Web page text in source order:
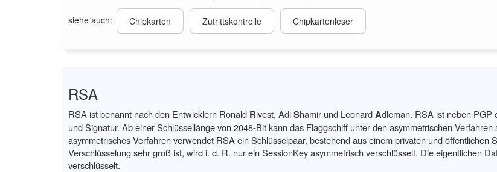
siehe auch: Chipkarten Zutrittskontrolle Chipkartenleser
RSA
RSA ist benannt nach den Entwicklern Ronald Rivest, AdiShamir und LeonardAdleman. RSA ist neben PGP
und Signatur. Ab einer Schlüssellänge von 2048-Bit kann das Flaggschiff unter den asymmetrischen
asymmetrisches Verfahren verwendet RSA ein Schlüsselpaar, bestehend aus einem privaten und
Verschlüsselung sehr groß ist, wird i. d. R. nur ein SessionKey asymmetrisch verschlüsselt. Die eigentlichen
verschlüsselt.